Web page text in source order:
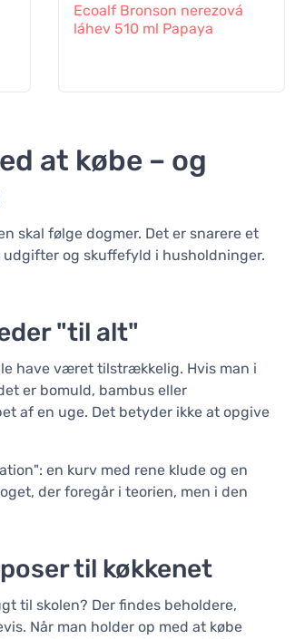
Ecoalf Bronson nerezová
láhev 510 ml Papaya
at købe – og
skal følge dogmer. Det er snarere et
og skuffefyld i husholdninger.
"til alt"
have været tilstrækkelig. Hvis man i
er bomuld, bambus eller
af en uge. Det betyder ikke at opgive
en kurv med rene klude og en
der foregår i teorien, men i den
til køkkenet
til skolen? Der findes beholdere,
Når man holder op med at købe